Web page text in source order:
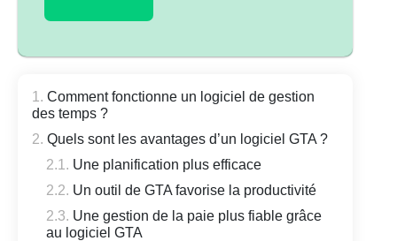
Comment fonctionne un logiciel de gestion
des temps ?
Quels sont les avantages d’un logiciel GTA ?
Une planification plus efficace
Un outil de GTA favorise la productivité
Une gestion de la paie plus fiable grâce
au logiciel GTA